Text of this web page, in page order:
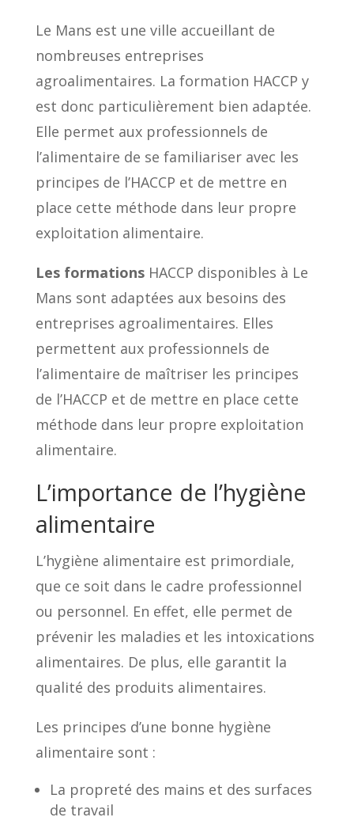
Le Mans est une ville accueillant de
nombreuses entreprises
agroalimentaires. La formation HACCP y
est donc particulièrement bien adaptée.
Elle permet aux professionnels de
l’alimentaire de se familiariser avec les
principes de l’HACCP et de mettre en
place cette méthode dans leur propre
exploitation alimentaire.
Les formationsHACCP disponibles à Le
Mans sont adaptées aux besoins des
entreprises agroalimentaires. Elles
permettent aux professionnels de
l’alimentaire de maîtriser les principes
de l’HACCP et de mettre en place cette
méthode dans leur propre exploitation
alimentaire.
L’importance de l’hygiène
alimentaire
L’hygiène alimentaire est primordiale,
que ce soit dans le cadre professionnel
ou personnel. En effet, elle permet de
prévenir les maladies et les intoxications
alimentaires. De plus, elle garantit la
qualité des produits alimentaires.
Les principes d’une bonne hygiène
alimentaire sont :
La propreté des mains et des surfaces
de travail